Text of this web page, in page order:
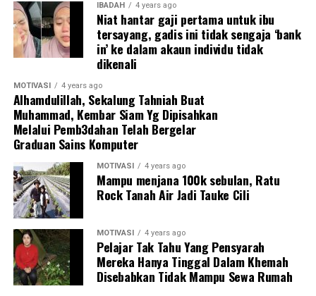
Gambar itu telah menarik perhatian warganet di Taiwan
dengan komen mereka:
“Ramai peniaga jalanan yang menjaga anak-anak mereka
seperti ini. Saya fikir sekurang-kurangnya ibu bapa ini
bertanggungjawab, dan kebanyakan kanak-kanak juga
dapat bermain dengan selamat di bawah perhatian ibu
IBADAH 4 years ago
Niat hantar gaji pertama untuk ibu
tersayang, gadis ini tidak sengaja ‘bank
in’ ke dalam akaun individu tidak
dikenali
MOTIVASI 4 years ago
Alhamdulillah, Sekalung Tahniah Buat
Muhammad, Kembar Siam Yg Dipisahkan
Melalui Pemb3dahan Telah Bergelar
Graduan Sains Komputer
MOTIVASI 4 years ago
Mampu menjana 100k sebulan, Ratu
Rock Tanah Air Jadi Tauke Cili
MOTIVASI 4 years ago
Pelajar Tak Tahu Yang Pensyarah
Mereka Hanya Tinggal Dalam Khemah
Disebabkan Tidak Mampu Sewa Rumah